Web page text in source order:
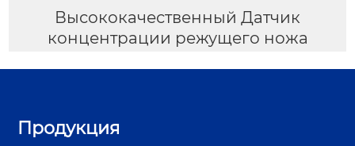
Высококачественный Датчик
концентрации режущего ножа
Продукция